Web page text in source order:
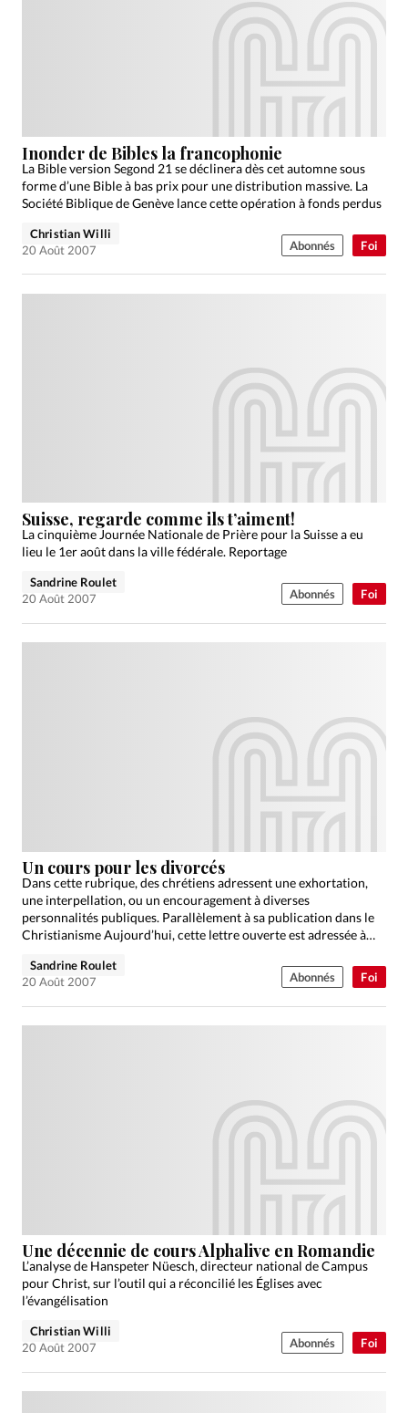
Foi
Inonder de Bibles la francophonie
La Bible version Segond 21 se déclinera dès cet automne sous
forme d’une Bible à bas prix pour une distribution massive. La
Société Biblique de Genève lance cette opération à fonds perdus
Christian Willi
20 Août 2007
Abonnés
Foi
Suisse, regarde comme ils t’aiment!
La cinquième Journée Nationale de Prière pour la Suisse a eu
lieu le 1er août dans la ville fédérale. Reportage
Sandrine Roulet
20 Août 2007
Abonnés
Foi
Un cours pour les divorcés
Dans cette rubrique, des chrétiens adressent une exhortation,
une interpellation, ou un encouragement à diverses
personnalités publiques. Parallèlement à sa publication dans le
Christianisme Aujourd’hui, cette lettre ouverte est adressée à
Sandrine Roulet
20 Août 2007
Abonnés
Foi
Une décennie de cours Alphalive en Romandie
L’analyse de Hanspeter Nüesch, directeur national de Campus
pour Christ, sur l’outil qui a réconcilié les Églises avec
l’évangélisation
Christian Willi
20 Août 2007
Abonnés